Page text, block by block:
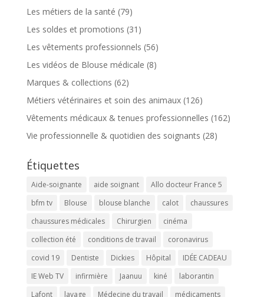
Les métiers de la santé (79)
Les soldes et promotions (31)
Les vêtements professionnels (56)
Les vidéos de Blouse médicale (8)
Marques & collections (62)
Métiers vétérinaires et soin des animaux(126)
Vêtements médicaux & tenues professionnelles (162)
Vie professionnelle & quotidien des soignants (28)
Étiquettes
Aide-soignante aide soignant
Allo docteur France 5
bfm tv
Blouse blouse blanche calot
chaussures
chaussures médicales
Chirurgien
cinéma
collection été
conditions de travail
coronavirus
covid 19
Dentiste Dickies Hôpital
IDÉE CADEAU
IE Web TV
infirmière Jaanuu kiné
laborantin
Lafont
lavage Médecine du travail médicaments